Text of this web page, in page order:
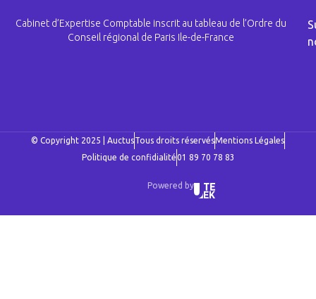
Cabinet d’Expertise Comptable inscrit au tableau de l’Ordre du
Conseil régional de Paris Ile-de-France
© Copyright 2025 | AuctusTous droits réservésMentions Légales
Politique de confidialité01 89 70 78 83
Powered by